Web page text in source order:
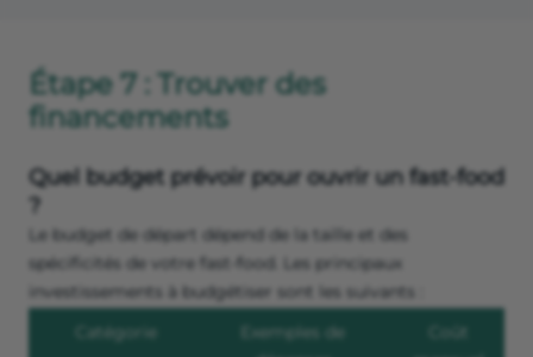
Étape 7 : Trouver des
financements
Quel budget prévoir pour ouvrir un fast-food
?
Le budget de départ dépend de la taille et des
spécificités de votre fast-food. Les principaux
investissements à budgétiser sont les suivants :
Catégorie
Exemples de
Coût